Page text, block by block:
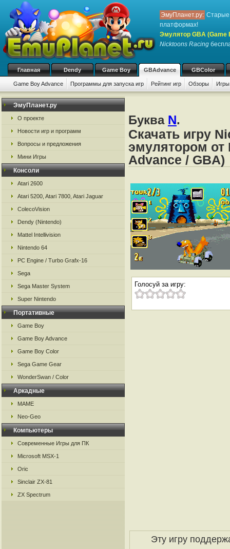
ЭмуПланет.ру: Старые
платформах!
Эмулятор GBA (Game
Nicktoons Racing
Главная Dendy Game Boy GBAdvance GBColor
Game Boy Advance Программы для запуска игр Рейтинг игр Обзоры
ЭмуПланет.ру
О проекте
Новости игр и программ
Вопросы и предложения
Мини Игры
Консоли
Atari 2600
Atari 5200, Atari 7800, Atari Jaguar
ColecoVision
Dendy (Nintendo)
Mattel Intellivision
Nintendo 64
PC Engine / Turbo Grafx-16
Sega
Sega Master System
Super Nintendo
Портативные
Game Boy
Game Boy Advance
Game Boy Color
Sega Game Gear
WonderSwan / Color
Аркадные
MAME
Neo-Geo
Компьютеры
Современные Игры для ПК
Microsoft MSX-1
Oric
Sinclair ZX-81
ZX Spectrum
Буква N.
Скачать игру
эмулятором от
Advance / GBA)
Голосуй за игру:
Эту игру